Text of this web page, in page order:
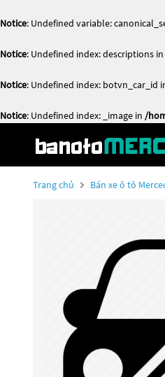
Notice: Undefined variable:
Notice: Undefined index: descriptions in
Notice: Undefined index: botvn_car_id
Notice: Undefined index: _image in /
Trang chủ Bán xe ô tô